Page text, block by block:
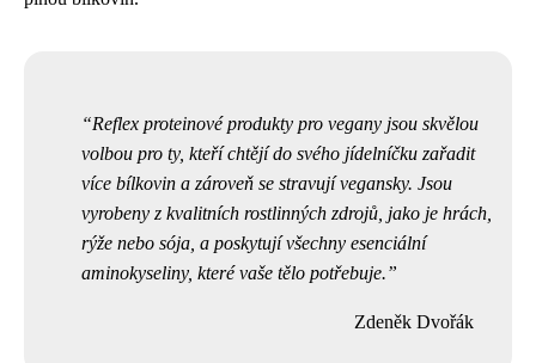
Reflex proteinové produkty pro vegany jsou skvělou
volbou pro ty, kteří chtějí do svého jídelníčku zařadit
více bílkovin a zároveň se stravují vegansky. Jsou
vyrobeny z kvalitních rostlinných zdrojů, jako je hrách,
rýže nebo sója, a poskytují všechny esenciální
aminokyseliny, které vaše tělo potřebuje.
Zdeněk Dvořák